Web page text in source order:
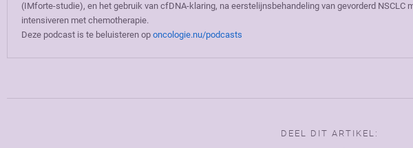
(IMforte-studie), en het gebruik van cfDNA-klaring, na eerstelijnsbehandeling van gevorderd NSCLC
intensiveren met chemotherapie.
Deze podcast is te beluisteren op oncologie.nu/podcasts
DEEL DIT ARTIKEL: